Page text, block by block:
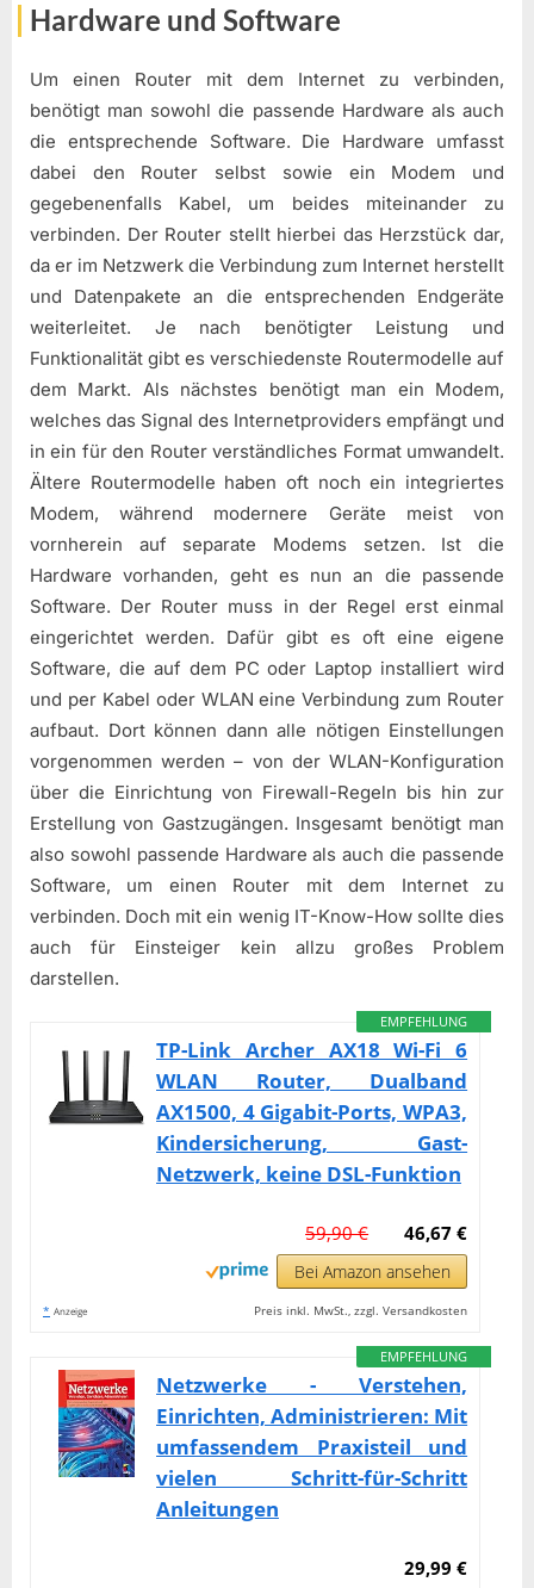
Hardware und Software
Um einen Router mit dem Internet zu verbinden,
benötigt man sowohl die passende Hardware als auch
die entsprechende Software. Die Hardware umfasst
dabei den Router selbst sowie ein Modem und
gegebenenfalls Kabel, um beides miteinander zu
verbinden. Der Router stellt hierbei das Herzstück dar,
da er im Netzwerk die Verbindung zum Internet herstellt
und Datenpakete an die entsprechenden Endgeräte
weiterleitet. Je nach benötigter Leistung und
Funktionalität gibt es verschiedenste Routermodelle auf
dem Markt. Als nächstes benötigt man ein Modem,
welches das Signal des Internetproviders empfängt und
in ein für den Router verständliches Format umwandelt.
Ältere Routermodelle haben oft noch ein integriertes
Modem, während modernere Geräte meist von
vornherein auf separate Modems setzen. Ist die
Hardware vorhanden, geht es nun an die passende
Software. Der Router muss in der Regel erst einmal
eingerichtet werden. Dafür gibt es oft eine eigene
Software, die auf dem PC oder Laptop installiert wird
und per Kabel oder WLAN eine Verbindung zum Router
aufbaut. Dort können dann alle nötigen Einstellungen
vorgenommen werden – von der WLAN-Konfiguration
über die Einrichtung von Firewall-Regeln bis hin zur
Erstellung von Gastzugängen. Insgesamt benötigt man
also sowohl passende Hardware als auch die passende
Software, um einen Router mit dem Internet zu
verbinden. Doch mit ein wenig IT-Know-How sollte dies
auch für Einsteiger kein allzu großes Problem
darstellen.
EMPFEHLUNG
TP-Link Archer AX18 Wi-Fi 6
WLAN Router, Dualband
AX1500, 4 Gigabit-Ports, WPA3,
Kindersicherung, Gast-
Netzwerk, keine DSL-Funktion
46,67 €
59,90 €
Bei Amazon ansehen
* Anzeige Preis inkl. MwSt., zzgl. Versandkosten
EMPFEHLUNG
Netzwerke - Verstehen,
Einrichten, Administrieren: Mit
umfassendem Praxisteil und
vielen Schritt-für-Schritt
Anleitungen
29,99 €